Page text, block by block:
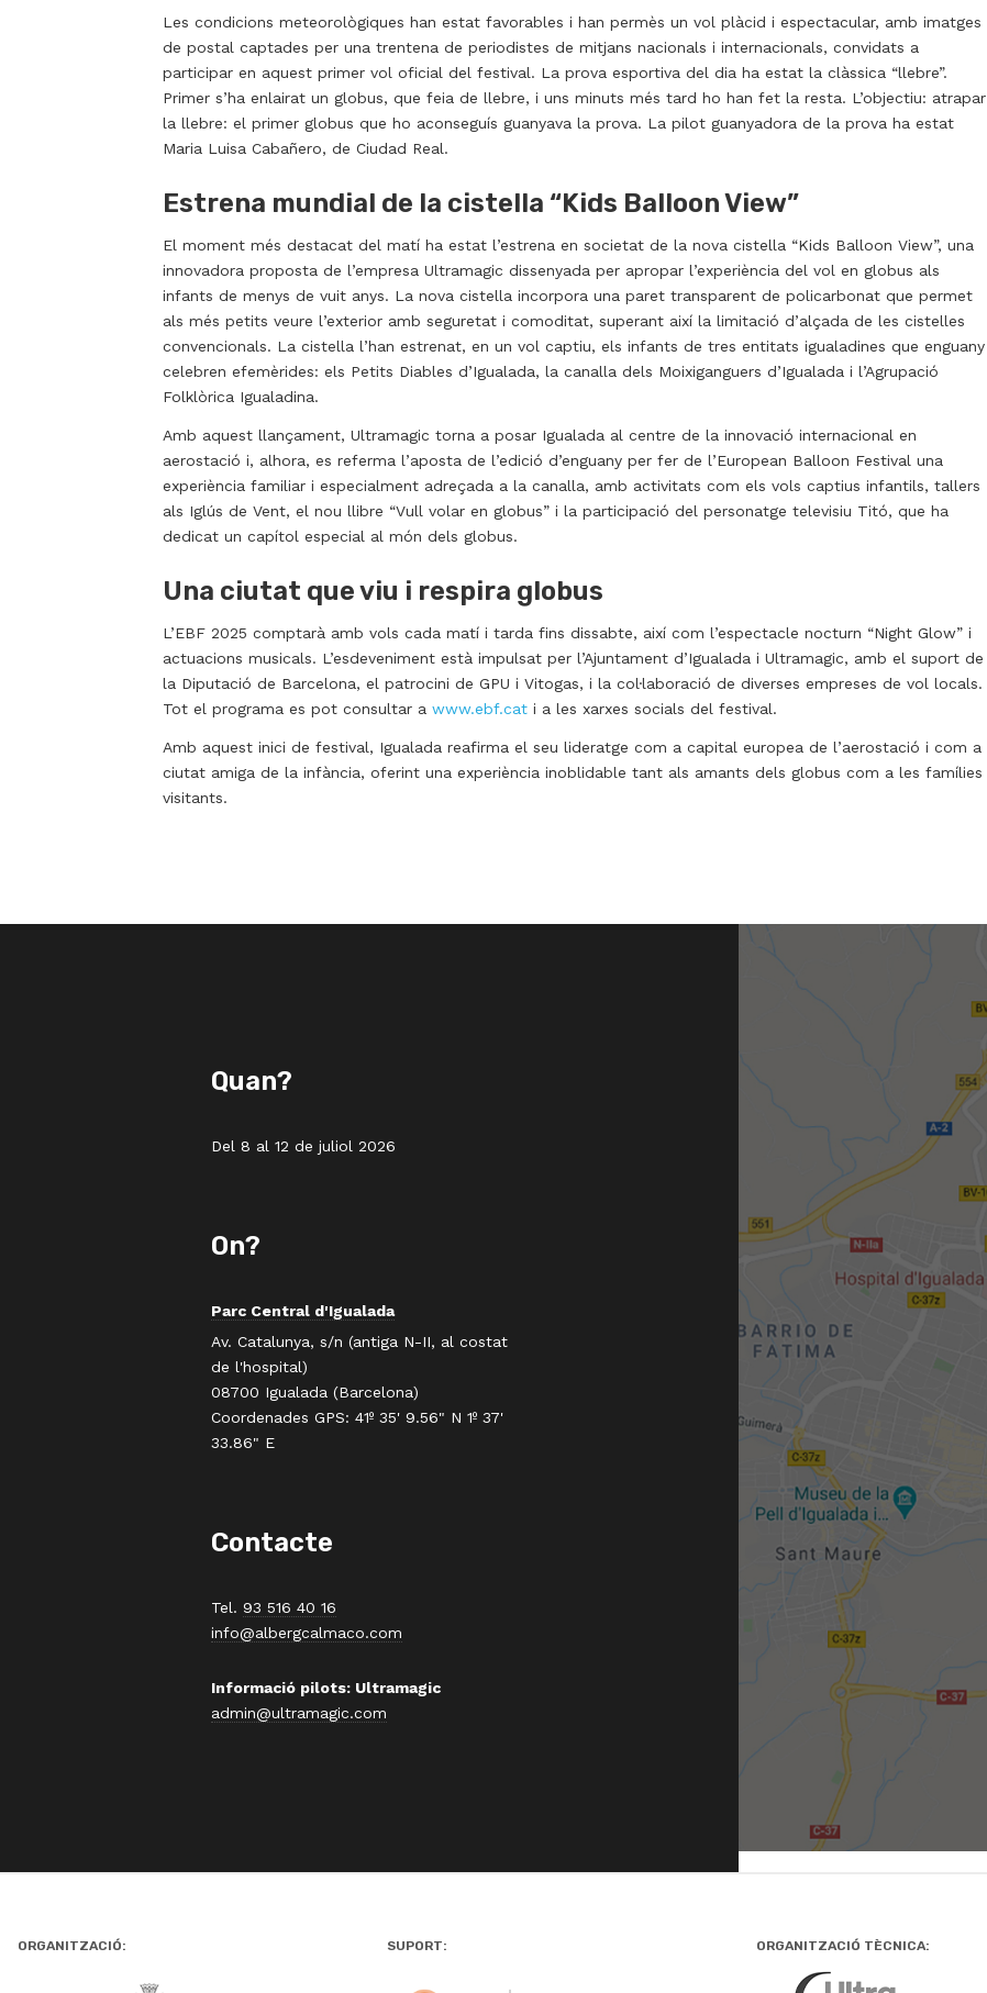
Les condicions meteorològiques han estat favorables i han permès un vol plàcid i espectacular, amb imatges
de postal captades per una trentena de periodistes de mitjans nacionals i internacionals, convidats a
participar en aquest primer vol oficial del festival. La prova esportiva del dia ha estat la clàssica “llebre”.
Primer s’ha enlairat un globus, que feia de llebre, i uns minuts més tard ho han fet la resta. L’objectiu: atrapar
la llebre: el primer globus que ho aconseguís guanyava la prova. La pilot guanyadora de la prova ha estat
Maria Luisa Cabañero, de Ciudad Real.
Estrena mundial de la cistella “Kids Balloon View”
El moment més destacat del matí ha estat l’estrena en societat de la nova cistella “Kids Balloon View”, una
innovadora proposta de l’empresa Ultramagic dissenyada per apropar l’experiència del vol en globus als
infants de menys de vuit anys. La nova cistella incorpora una paret transparent de policarbonat que permet
als més petits veure l’exterior amb seguretat i comoditat, superant així la limitació d’alçada de les cistelles
convencionals. La cistella l’han estrenat, en un vol captiu, els infants de tres entitats igualadines que enguany
celebren efemèrides: els Petits Diables d’Igualada, la canalla dels Moixiganguers d’Igualada i l’Agrupació
Folklòrica Igualadina.
Amb aquest llançament, Ultramagic torna a posar Igualada al centre de la innovació internacional en
aerostació i, alhora, es referma l’aposta de l’edició d’enguany per fer de l’European Balloon Festival una
experiència familiar i especialment adreçada a la canalla, amb activitats com els vols captius infantils, tallers
als Iglús de Vent, el nou llibre “Vull volar en globus” i la participació del personatge televisiu Titó, que ha
dedicat un capítol especial al món dels globus.
Una ciutat que viu i respira globus
L’EBF 2025 comptarà amb vols cada matí i tarda fins dissabte, així com l’espectacle nocturn “Night Glow” i
actuacions musicals. L’esdeveniment està impulsat per l’Ajuntament d’Igualada i Ultramagic, amb el suport de
la Diputació de Barcelona, el patrocini de GPU i Vitogas, i la col·laboració de diverses empreses de vol locals.
Tot el programa es pot consultar a www.ebf.cat i a les xarxes socials del festival.
Amb aquest inici de festival, Igualada reafirma el seu lideratge com a capital europea de l’aerostació i com a
ciutat amiga de la infància, oferint una experiència inoblidable tant als amants dels globus com a les famílies
visitants.
Quan?
Del 8 al 12 de juliol 2026
On?
Parc Central d'Igualada
Av. Catalunya, s/n (antiga N-II, al costat
de l'hospital)
08700 Igualada (Barcelona)
Coordenades GPS: 41º 35' 9.56" N 1º 37'
33.86" E
Contacte
Tel. 93 516 40 16
info@albergcalmaco.com
Informació pilots: Ultramagic
admin@ultramagic.com
ORGANITZACIÓ: SUPORT: ORGANITZACIÓ TÈCNICA: